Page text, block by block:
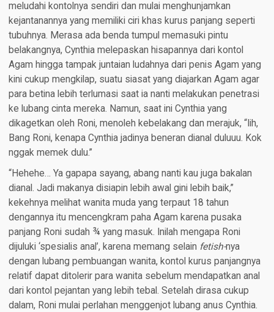
meludahi kontolnya sendiri dan mulai menghunjamkan
kejantanannya yang memiliki ciri khas kurus panjang seperti
tubuhnya. Merasa ada benda tumpul memasuki pintu
belakangnya, Cynthia melepaskan hisapannya dari kontol
Agam hingga tampak juntaian ludahnya dari penis Agam yang
kini cukup mengkilap, suatu siasat yang diajarkan Agam agar
para betina lebih terlumasi saat ia nanti melakukan penetrasi
ke lubang cinta mereka. Namun, saat ini Cynthia yang
dikagetkan oleh Roni, menoleh kebelakang dan merajuk, “Iih,
Bang Roni, kenapa Cynthia jadinya beneran dianal duluuu. Kok
nggak memek dulu.”
“Hehehe… Ya gapapa sayang, abang nanti kau juga bakalan
dianal. Jadi makanya disiapin lebih awal gini lebih baik,”
kekehnya melihat wanita muda yang terpaut 18 tahun
dengannya itu mencengkram paha Agam karena pusaka
panjang Roni sudah ¾ yang masuk. Inilah mengapa Roni
dijuluki ‘spesialis anal’, karena memang selain fetish-nya
dengan lubang pembuangan wanita, kontol kurus panjangnya
relatif dapat ditolerir para wanita sebelum mendapatkan anal
dari kontol pejantan yang lebih tebal. Setelah dirasa cukup
dalam, Roni mulai perlahan menggenjot lubang anus Cynthia.